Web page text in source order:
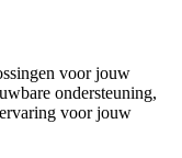
voor jouw
ondersteuning,
voor jouw